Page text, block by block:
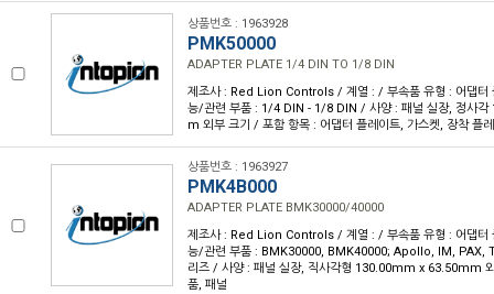
상품번호 : 1963928
PMK50000
ADAPTER PLATE 1/4 DIN TO 1/8 DIN
제조사 : Red Lion Controls / 계열 : / 부속품 유형 : 어댑터
능/관련 부품 : 1/4 DIN - 1/8 DIN / 사양 : 패널 실장, 정사
m 외부 크기 / 포함 항목 : 어댑터 플레이트, 가스켓, 장착 플
상품번호 : 1963927
PMK4B000
ADAPTER PLATE BMK30000/40000
제조사 : Red Lion Controls / 계열 : / 부속품 유형 : 어댑터
능/관련 부품 : BMK30000, BMK40000; Apollo, IM, PAX,
리즈 / 사양 : 패널 실장, 직사각형 130.00mm x 63.50mm
품, 패널